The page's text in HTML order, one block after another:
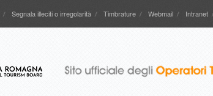
Segnala illeciti o irregolarità Timbrature Webmail Intranet